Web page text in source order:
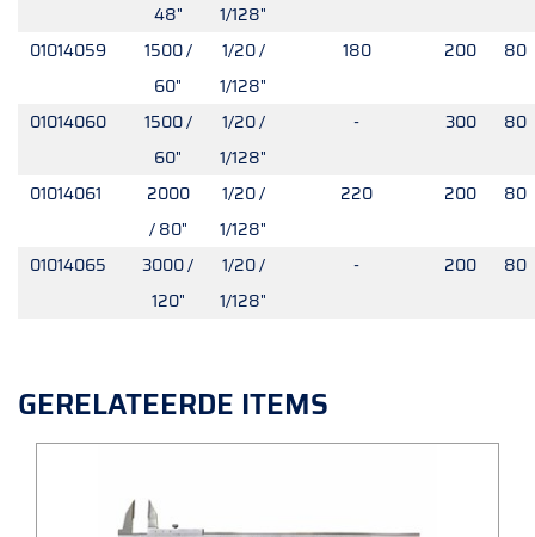
48"
1/128"
01014059
1500 /
60"
1/20 /
1/128"
180 200 80
01014060
1500 /
60"
1/20 /
1/128"
- 300 80
01014061
2000
/ 80"
1/20 /
1/128"
220 200 80
01014065
3000 /
120"
1/20 /
1/128"
- 200 80
GERELATEERDE ITEMS